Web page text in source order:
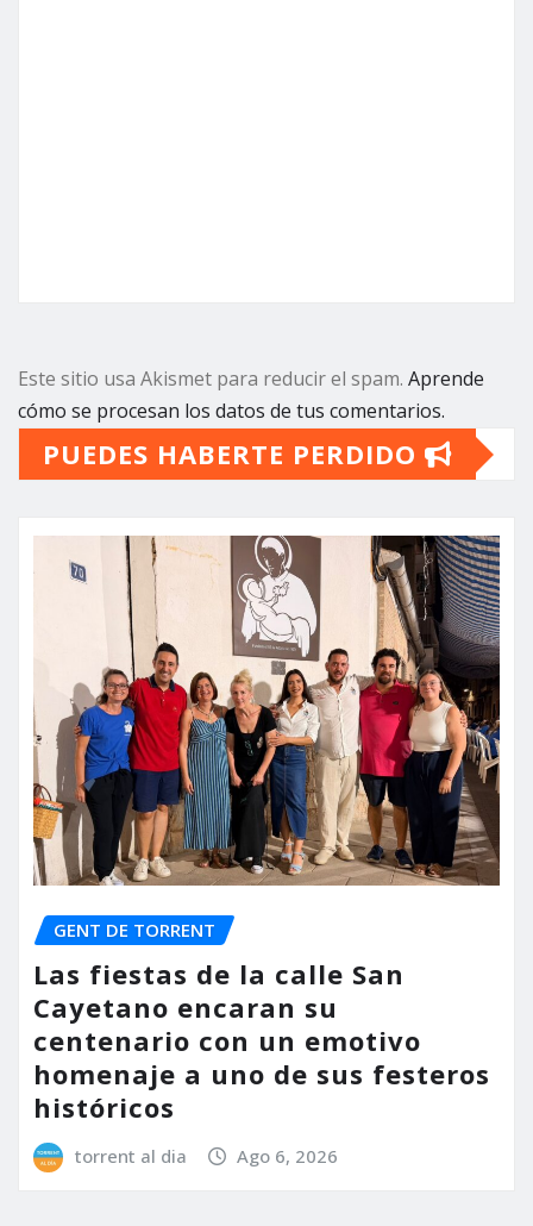
Este sitio usa Akismet para reducir el spam. Aprende
cómo se procesan los datos de tus comentarios.
PUEDES HABERTE PERDIDO
GENT DE TORRENT
Las fiestas de la calle San
Cayetano encaran su
centenario con un emotivo
homenaje a uno de sus festeros
históricos
torrent al dia Ago 6, 2026